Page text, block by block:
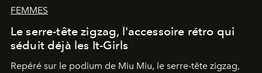
FEMMES
Le serre-tête zigzag, l'accessoire rétro qui
séduit déjà les It-Girls
Repéré sur le podium de Miu Miu, le serre-tête zigzag,